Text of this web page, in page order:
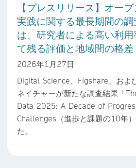
【プレスリリース】オー
実践に関する最長期間の
は、研究者による高い利
て残る評価と地域間の格差
2026年1月27日
Digital Science、Figshare、およ
ネイチャーが新たな調査結果「
Data 2025: A Decade of
Challenges（進歩と課題の10年
た。